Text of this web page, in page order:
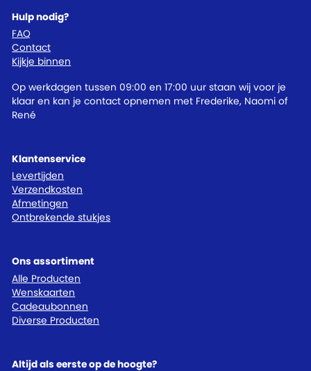
Klantenservice
Levertijden
Verzendkosten
Afmetingen
Ontbrekende stukjes
Ons assortiment
Alle Producten
Wenskaarten
Cadeaubonnen
Diverse Producten
Hulp nodig?
FAQ
Contact
Kijkje binnen
Op werkdagen tussen 09:00 en 17:00 uur staan wij voor je
klaar en kan je contact opnemen met Frederike, Naomi of
René
Altijd als eerste op de hoogte?